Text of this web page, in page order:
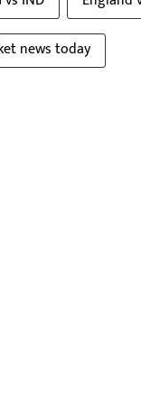
news today